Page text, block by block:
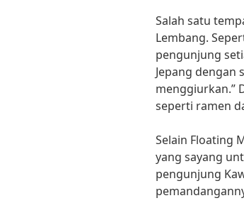
Salah satu
Lembang.
pengunjung
Jepang dengan
menggiurkan.”
seperti ramen
Selain Floating
yang sayang
pengunjung